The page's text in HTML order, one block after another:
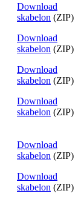
Download
skabelon (ZIP)
Download
skabelon (ZIP)
Download
skabelon (ZIP)
Download
skabelon (ZIP)
Download
skabelon (ZIP)
Download
skabelon (ZIP)